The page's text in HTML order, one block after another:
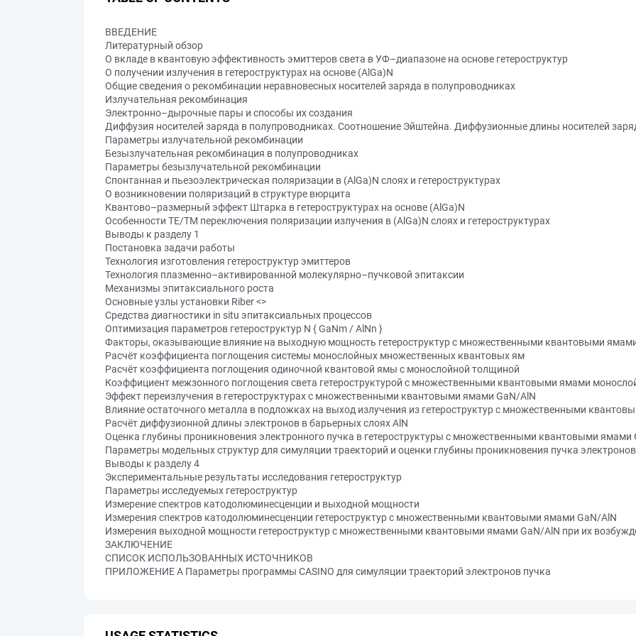
ВВЕДЕНИЕ
Литературный обзор
О вкладе в квантовую эффективность эмиттеров света в УФ–диапазоне на основе гетероструктур
О получении излучения в гетероструктурах на основе (AlGa)N
Общие сведения о рекомбинации неравновесных носителей заряда в полупроводниках
Излучательная рекомбинация
Электронно–дырочные пары и способы их создания
Диффузия носителей заряда в полупроводниках. Соотношение Эйштейна. Диффузионные длины носителей
Параметры излучательной рекомбинации
Безызлучательная рекомбинация в полупроводниках
Параметры безызлучательной рекомбинации
Спонтанная и пьезоэлектрическая поляризации в (AlGa)N слоях и гетероструктурах
О возникновении поляризаций в структуре вюрцита
Квантово–размерный эффект Штарка в гетероструктурах на основе (AlGa)N
Особенности TE/TM переключения поляризации излучения в (AlGa)N слоях и гетероструктурах
Выводы к разделу 1
Постановка задачи работы
Технология изготовления гетероструктур эмиттеров
Технология плазменно–активированной молекулярно–пучковой эпитаксии
Механизмы эпитаксиального роста
Основные узлы установки Riber <>
Средства диагностики in situ эпитаксиальных процессов
Оптимизация параметров гетероструктур N { GaNm / AlNn }
Факторы, оказывающие влияние на выходную мощность гетероструктур с множественными квантовыми
Расчёт коэффициента поглощения системы монослойных множественных квантовых ям
Расчёт коэффициента поглощения одиночной квантовой ямы с монослойной толщиной
Коэффициент межзонного поглощения света гетероструктурой с множественными квантовыми ямами
Эффект переизлучения в гетероструктурах с множественными квантовыми ямами GaN/AlN
Влияние остаточного металла в подложках на выход излучения из гетероструктур с множественными
Расчёт диффузионной длины электронов в барьерных слоях AlN
Оценка глубины проникновения электронного пучка в гетероструктуры с множественными квантовыми ямами
Параметры модельных структур для симуляции траекторий и оценки глубины проникновения пучка
Выводы к разделу 4
Экспериментальные результаты исследования гетероструктур
Параметры исследуемых гетероструктур
Измерение спектров катодолюминесценции и выходной мощности
Измерения спектров катодолюминесценции гетероструктур с множественными квантовыми ямами GaN/AlN
Измерения выходной мощности гетероструктур с множественными квантовыми ямами GaN/AlN при их
ЗАКЛЮЧЕНИЕ
СПИСОК ИСПОЛЬЗОВАННЫХ ИСТОЧНИКОВ
ПРИЛОЖЕНИЕ A Параметры программы CASINO для симуляции траекторий электронов пучка